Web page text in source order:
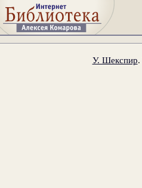
У. Шекспир.